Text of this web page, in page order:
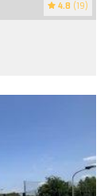
4.8 (19)